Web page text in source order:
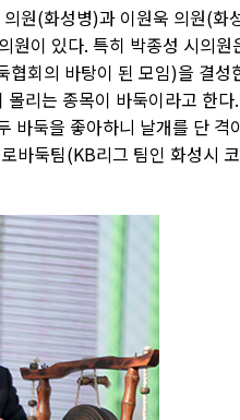
원(화성병)과 이원욱 의원(화
원이 있다. 특히 박종성 시의원
협회의 바탕이 된 모임)을 결성
리는 종목이 바둑이라고 한다.
바둑을 좋아하니 날개를 단 격
바둑팀(KB리그 팀인 화성시